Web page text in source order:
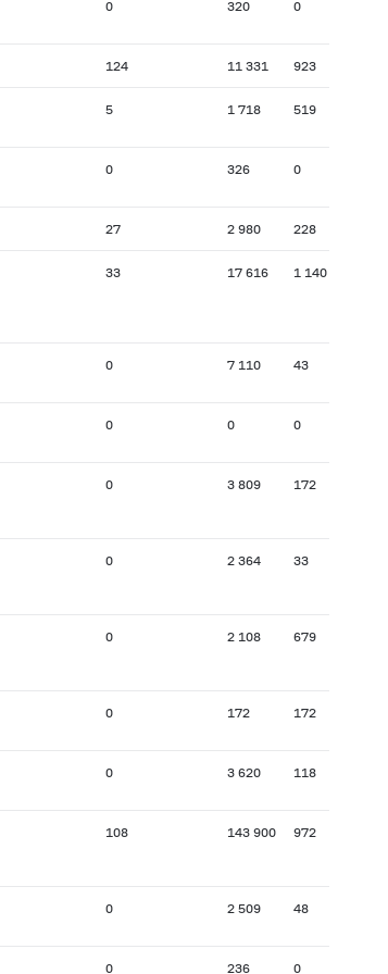
0 320 0
124 11 331 923
5 1 718 519
0 326 0
27 2 980 228
33 17 616 1 140
0 7 110 43
0 0 0
0 3 809 172
0 2 364 33
0 2 108 679
0 172 172
0 3 620 118
108 143 900 972
0 2 509 48
0 236 0